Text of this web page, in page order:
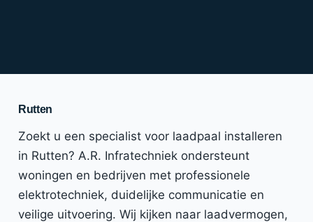
Rutten
Zoekt u een specialist voor laadpaal installeren
in Rutten? A.R. Infratechniek ondersteunt
woningen en bedrijven met professionele
elektrotechniek, duidelijke communicatie en
veilige uitvoering. Wij kijken naar laadvermogen,